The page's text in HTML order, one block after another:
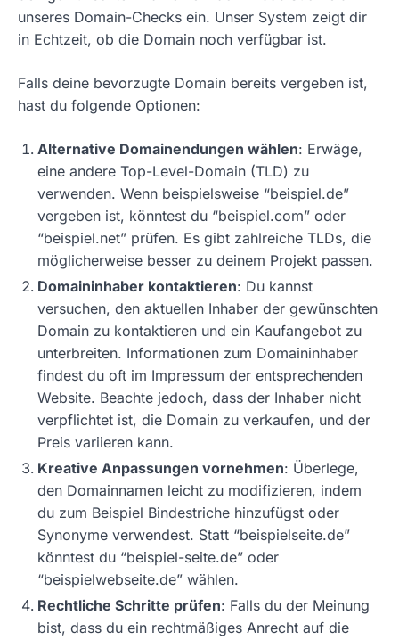
unseres Domain-Checks ein. Unser System zeigt dir
in Echtzeit, ob die Domain noch verfügbar ist.
Falls deine bevorzugte Domain bereits vergeben ist,
hast du folgende Optionen:
Alternative Domainendungen wählen: Erwäge,
eine andere Top-Level-Domain (TLD) zu
verwenden. Wenn beispielsweise “beispiel.de”
vergeben ist, könntest du “beispiel.com” oder
“beispiel.net” prüfen. Es gibt zahlreiche TLDs, die
möglicherweise besser zu deinem Projekt passen.
Domaininhaber kontaktieren: Du kannst
versuchen, den aktuellen Inhaber der gewünschten
Domain zu kontaktieren und ein Kaufangebot zu
unterbreiten. Informationen zum Domaininhaber
findest du oft im Impressum der entsprechenden
Website. Beachte jedoch, dass der Inhaber nicht
verpflichtet ist, die Domain zu verkaufen, und der
Preis variieren kann.
Kreative Anpassungen vornehmen: Überlege,
den Domainnamen leicht zu modifizieren, indem
du zum Beispiel Bindestriche hinzufügst oder
Synonyme verwendest. Statt “beispielseite.de”
könntest du “beispiel-seite.de” oder
“beispielwebseite.de” wählen.
Rechtliche Schritte prüfen: Falls du der Meinung
bist, dass du ein rechtmäßiges Anrecht auf die